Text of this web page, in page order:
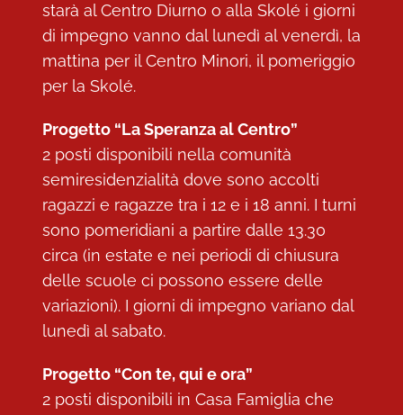
starà al Centro Diurno o alla Skolé i giorni
di impegno vanno dal lunedì al venerdì, la
mattina per il Centro Minori, il pomeriggio
per la Skolé.
Progetto “La Speranza al Centro”
2 posti disponibili nella comunità
semiresidenzialità dove sono accolti
ragazzi e ragazze tra i 12 e i 18 anni. I turni
sono pomeridiani a partire dalle 13.30
circa (in estate e nei periodi di chiusura
delle scuole ci possono essere delle
variazioni). I giorni di impegno variano dal
lunedì al sabato.
Progetto “Con te, qui e ora”
2 posti disponibili in Casa Famiglia che